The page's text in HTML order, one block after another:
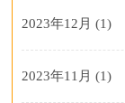
2023年12月 (1)
2023年11月 (1)